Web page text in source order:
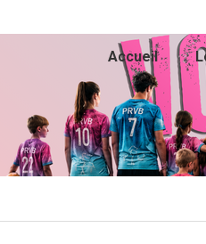
Accueil